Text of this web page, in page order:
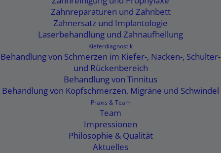
Zahnreparaturen und Zahnbett
Zahnersatz und Implantologie
Laserbehandlung und Zahnaufhellung
Kieferdiagnostik
Behandlung von Schmerzen im Kiefer-, Nacken-, Schulter-
und Rückenbereich
Behandlung von Tinnitus
Behandlung von Kopfschmerzen, Migräne und Schwindel
Praxis & Team
Team
Impressionen
Philosophie & Qualität
Aktuelles
Mundharmonie – Zahnärzte in Amtzell
Zahnarzt Rebstein
Mundharmonie ist Ihr Zahnarzt
in der Nähe von Rebstein
info@zahnaerzte-amtzell.de